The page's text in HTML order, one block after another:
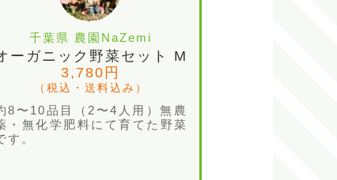
千葉県 農園NaZemi
ーガニック野菜セット M
3,780円
（税込・送料込み）
8〜10品目（2〜4人用）無農
・無化学肥料にて育てた野菜
す。